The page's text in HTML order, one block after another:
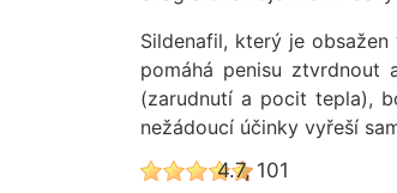
Sildenafil, který je
pomáhá penisu ztvrdnout
(zarudnutí a pocit tepla),
nežádoucí účinky vyřeší
4.7, 101